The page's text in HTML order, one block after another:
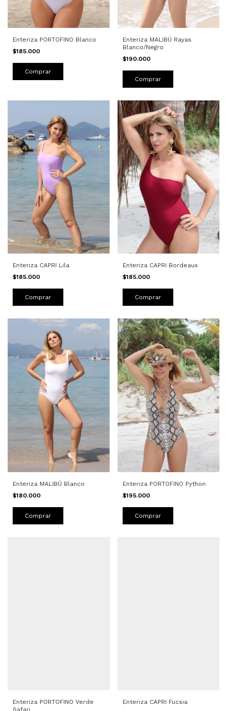
Enteriza PORTOFINO Blanco
$185.000
Comprar
Enteriza MALIBÚ Rayas
Blanco/Negro
$190.000
Comprar
Enteriza CAPRI Lila
$185.000
Comprar
Enteriza CAPRI Bordeaux
$185.000
Comprar
Enteriza MALIBÚ Blanco
$180.000
Comprar
Enteriza PORTOFINO Python
$195.000
Comprar
Enteriza PORTOFINO Verde
Safari
Enteriza CAPRI Fucsia